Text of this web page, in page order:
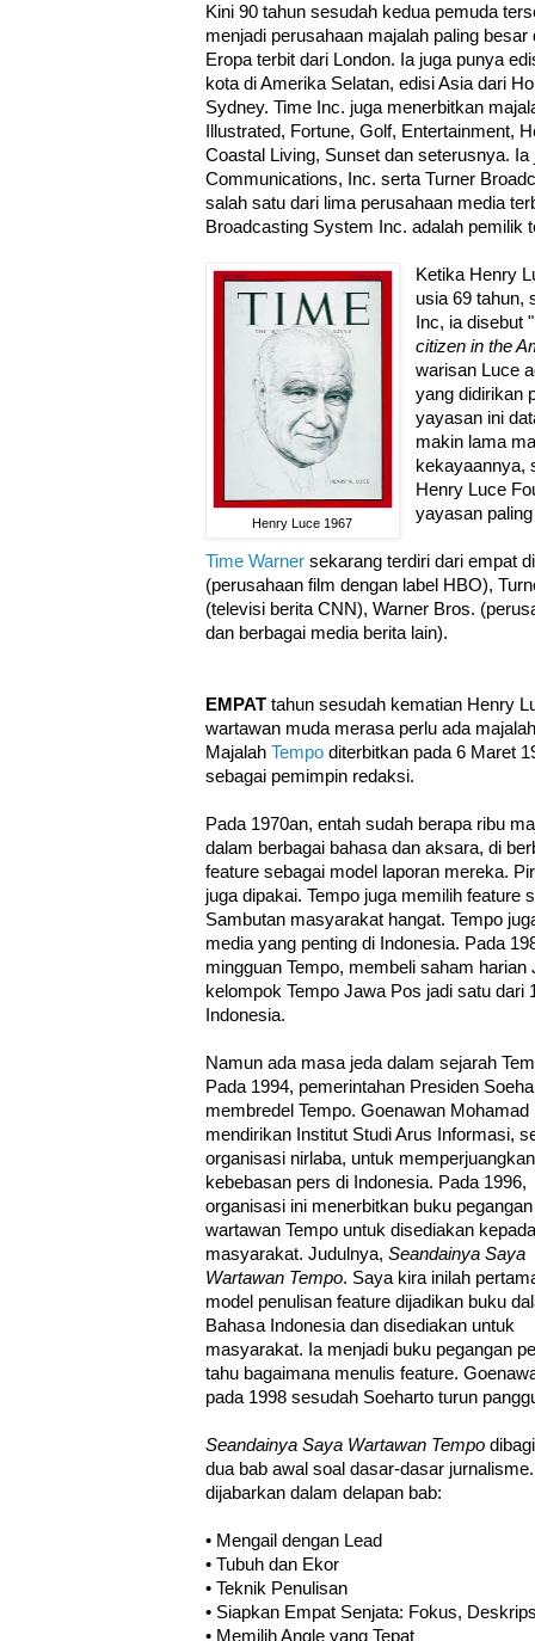
Kini 90 tahun sesudah kedua pemuda
menjadi perusahaan majalah paling
Eropa terbit dari London. Ia juga punya
kota di Amerika Selatan, edisi Asia dari
Sydney. Time Inc. juga menerbitkan
Illustrated, Fortune, Golf, Entertainment,
Coastal Living, Sunset dan seterusnya.
Communications, Inc. serta Turner
salah satu dari lima perusahaan media
Broadcasting System Inc. adalah pemilik
Henry Luce 1967
Ketika Henry
usia 69 tahun,
Inc, ia
citizen in the
warisan Luce
yang didirikan
yayasan ini
makin lama
kekayaannya,
Henry Luce
yayasan
Time Warner sekarang terdiri dari empat
(perusahaan film dengan label HBO),
(televisi berita CNN), Warner Bros.
dan berbagai media berita lain).
EMPAT tahun sesudah kematian Henry
wartawan muda merasa perlu ada
Majalah Tempo diterbitkan pada 6 Maret
sebagai pemimpin redaksi.
Pada 1970an, entah sudah berapa ribu
dalam berbagai bahasa dan aksara, di
feature sebagai model laporan mereka.
juga dipakai. Tempo juga memilih feature
Sambutan masyarakat hangat. Tempo
media yang penting di Indonesia. Pada
mingguan Tempo, membeli saham
kelompok Tempo Jawa Pos jadi satu dari
Indonesia.
Namun ada masa jeda dalam sejarah
Pada 1994, pemerintahan Presiden
membredel Tempo. Goenawan Mohamad
mendirikan Institut Studi Arus Informasi,
organisasi nirlaba, untuk memperjuangkan
kebebasan pers di Indonesia. Pada 1996,
organisasi ini menerbitkan buku pegangan
wartawan Tempo untuk disediakan kepada
masyarakat. Judulnya, Seandainya Saya
Wartawan Tempo. Saya kira inilah
model penulisan feature dijadikan buku
Bahasa Indonesia dan disediakan untuk
masyarakat. Ia menjadi buku pegangan
tahu bagaimana menulis feature.
pada 1998 sesudah Soeharto turun
Seandainya Saya Wartawan Tempo
dua bab awal soal dasar-dasar
dijabarkan dalam delapan bab:
• Mengail dengan Lead
• Tubuh dan Ekor
• Teknik Penulisan
• Siapkan Empat Senjata: Fokus,
• Memilih Angle yang Tepat